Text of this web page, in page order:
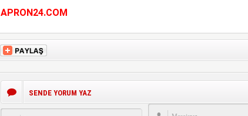
APRON24.COM
SENDE YORUM YAZ